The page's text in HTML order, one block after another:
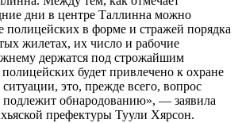
дни в центре Таллинна можно
полицейских в форме и стражей порядка
жилетах, их число и рабочие
держатся под строжайшим
будет привлечено к охране
ситуации, это, прежде всего, вопрос
подлежит обнародованию», — заявила
префектуры Туули Хярсон.